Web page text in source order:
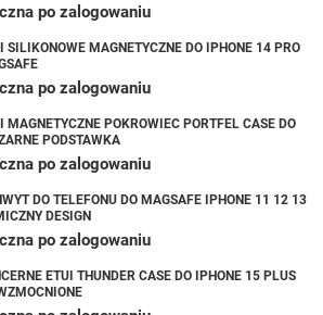
po zalogowaniu
SILIKONOWE MAGNETYCZNE DO IPHONE 14 PRO
po zalogowaniu
MAGNETYCZNE POKROWIEC PORTFEL CASE DO
PODSTAWKA
po zalogowaniu
DO TELEFONU DO MAGSAFE IPHONE 11 12 13
DESIGN
po zalogowaniu
ETUI THUNDER CASE DO IPHONE 15 PLUS